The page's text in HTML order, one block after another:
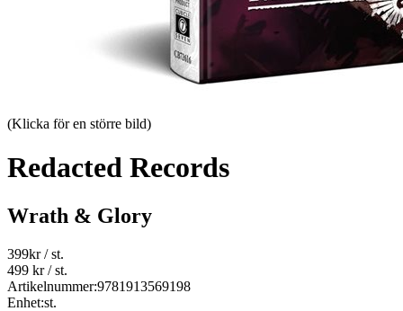
(Klicka för en större bild)
Redacted Records
Wrath & Glory
399kr/ st.
499 kr/ st.
Artikelnummer:9781913569198
Enhet:st.